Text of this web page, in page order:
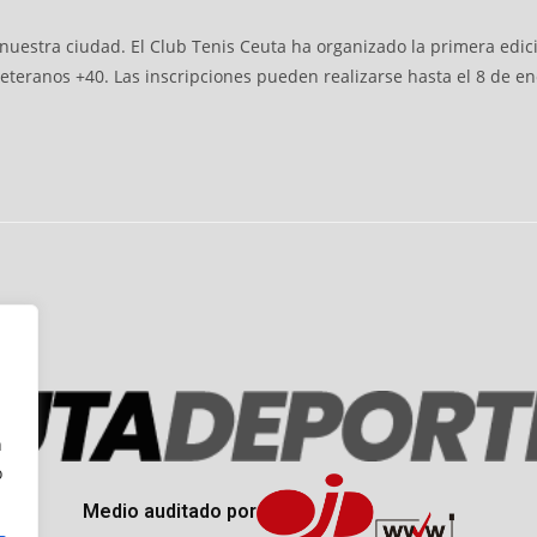
ciudad. El Club Tenis Ceuta ha organizado la primera
+40. Las inscripciones pueden realizarse hasta el 8 de
Medio auditado por